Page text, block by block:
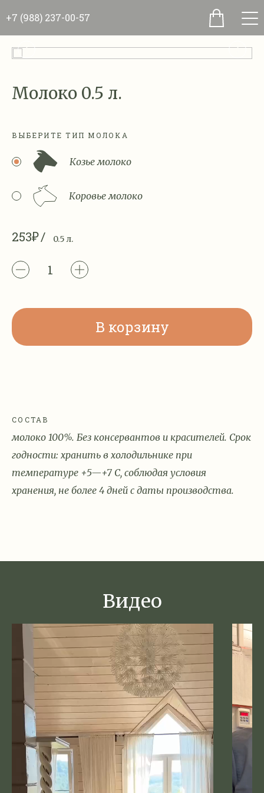
+7 (988) 237-00-57
Молоко 0.5 л.
ВЫБЕРИТЕ ТИП МОЛОКА
Козье молоко
Коровье молоко
253₽ 0.5 л.
В корзину
СОСТАВ
молоко 100%. Без консервантов и красителей. Срок
годности: хранить в холодильнике при
температуре +5—+7 С, соблюдая условия
хранения, не более 4 дней с даты производства.
Видео